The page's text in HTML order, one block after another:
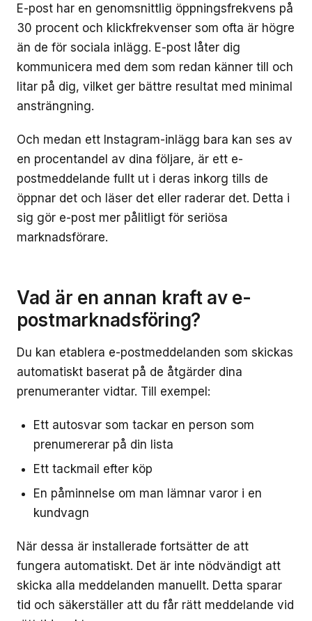
E-post har en genomsnittlig öppningsfrekvens på
30 procent och klickfrekvenser som ofta är högre
än de för sociala inlägg. E-post låter dig
kommunicera med dem som redan känner till och
litar på dig, vilket ger bättre resultat med minimal
ansträngning.
Och medan ett Instagram-inlägg bara kan ses av
en procentandel av dina följare, är ett e-
postmeddelande fullt ut i deras inkorg tills de
öppnar det och läser det eller raderar det. Detta i
sig gör e-post mer pålitligt för seriösa
marknadsförare.
Vad är en annan kraft av e-
postmarknadsföring?
Du kan etablera e-postmeddelanden som skickas
automatiskt baserat på de åtgärder dina
prenumeranter vidtar. Till exempel:
Ett autosvar som tackar en person som
prenumererar på din lista
Ett tackmail efter köp
En påminnelse om man lämnar varor i en
kundvagn
När dessa är installerade fortsätter de att
fungera automatiskt. Det är inte nödvändigt att
skicka alla meddelanden manuellt. Detta sparar
tid och säkerställer att du får rätt meddelande vid